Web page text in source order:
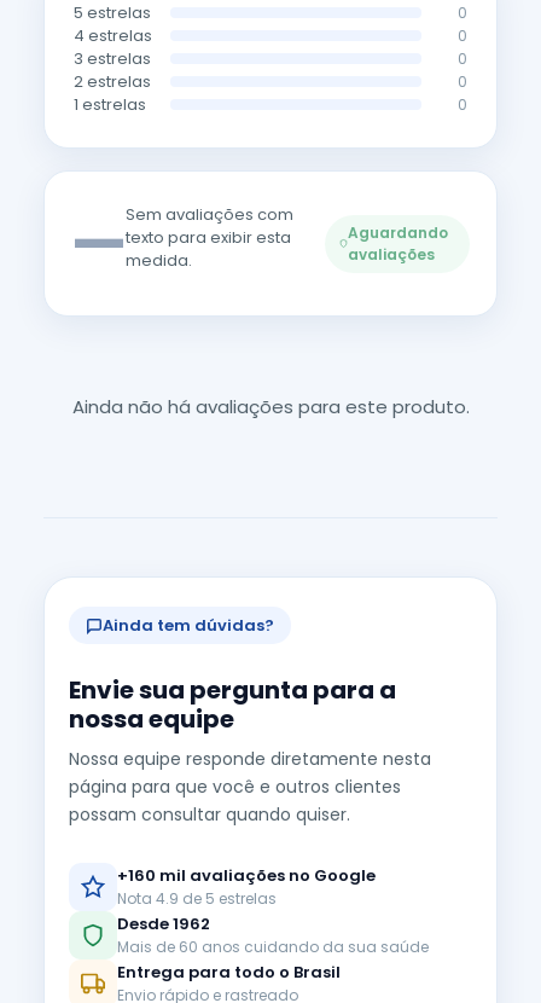
5 estrelas 0
4 estrelas 0
3 estrelas 0
2 estrelas 0
1 estrelas 0
—Sem avaliações com
texto para exibir esta
medida.
Aguardando
avaliações
Ainda não há avaliações para este produto.
Ainda tem dúvidas?
Envie sua pergunta para a
nossa equipe
Nossa equipe responde diretamente nesta
página para que você e outros clientes
possam consultar quando quiser.
+160 mil avaliações no Google
Nota 4.9 de 5 estrelas
Desde 1962
Mais de 60 anos cuidando da sua saúde
Entrega para todo o Brasil
Envio rápido e rastreado